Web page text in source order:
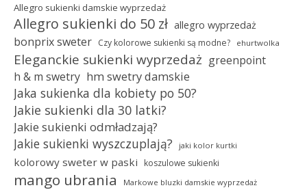
Allegro sukienki damskie wyprzedaż
Allegro sukienki do 50 zł allegro wyprzedaż
bonprix sweter Czy kolorowe sukienki są modne? ehurtwolka
Eleganckie sukienki wyprzedaż greenpoint
h & m swetry hm swetry damskie
Jaka sukienka dla kobiety po 50?
Jakie sukienki dla 30 latki?
Jakie sukienki odmładzają?
Jakie sukienki wyszczuplają? jaki kolor kurtki
kolorowy sweter w paski koszulowe sukienki
mango ubrania Markowe bluzki damskie wyprzedaż